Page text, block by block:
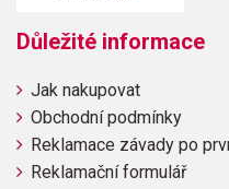
Důležité informace
Jak nakupovat
Obchodní podmínky
Reklamace závady po
Reklamační formulář